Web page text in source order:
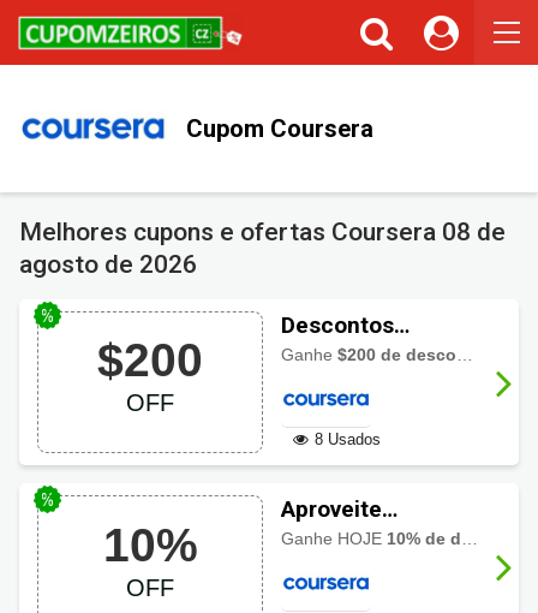
Cupons ou Cashback
Você gostaria de ser avisado sempre que tivermos cupons ou
Não permitir
Cupom Coursera
Melhores cupons e ofertas Coursera 08 de
agosto de 2026
$200
OFF
Descontos
Coursera com
Ganhe$200 de desconto
8 Usados
10%
OFF
Aproveite
desconto
OFF
Ganhe HOJE 10% de desconto